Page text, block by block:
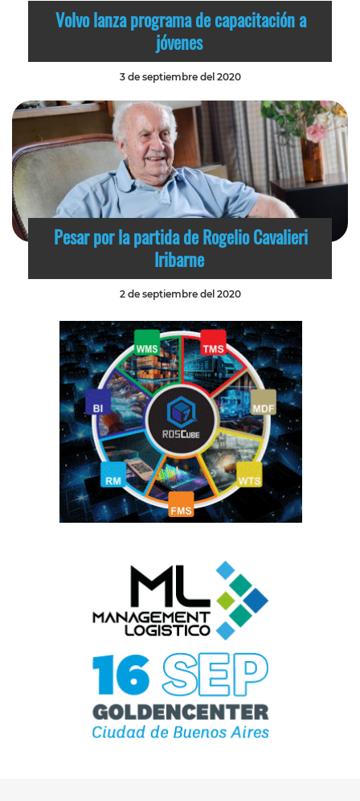
Volvo lanza programa de capacitación a
jóvenes
3 de septiembre del 2020
Pesar por la partida de Rogelio Cavalieri
Iribarne
2 de septiembre del 2020